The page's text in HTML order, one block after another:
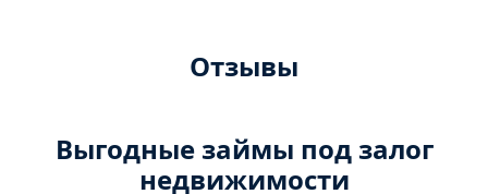
Отзывы
Выгодные займы под залог
недвижимости